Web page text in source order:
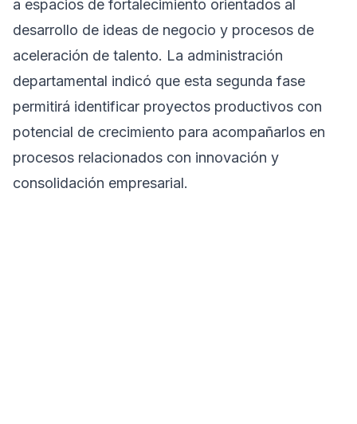
a espacios de fortalecimiento orientados al
desarrollo de ideas de negocio y procesos de
aceleración de talento. La administración
departamental indicó que esta segunda fase
permitirá identificar proyectos productivos con
potencial de crecimiento para acompañarlos en
procesos relacionados con innovación y
consolidación empresarial.